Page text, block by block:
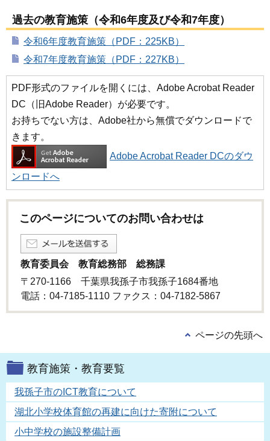
過去の教育施策（令和6年度及び令和7年度）
令和6年度教育施策（PDF：225KB）
令和7年度教育施策（PDF：227KB）
PDF形式のファイルを開くには、Adobe Acrobat Reader
DC（旧Adobe Reader）が必要です。
お持ちでない方は、Adobe社から無償でダウンロードで
きます。
Adobe Acrobat Reader DCのダウ
ンロードへ
このページについてのお問い合わせは
教育委員会 教育総務部 総務課
〒270-1166 千葉県我孫子市我孫子1684番地
電話：04-7185-1110 ファクス：04-7182-5867
ページの先頭へ
教育施策・教育要覧
我孫子市のICT教育について
湖北小学校体育館の再建に向けた寄附について
小中学校の施設整備計画